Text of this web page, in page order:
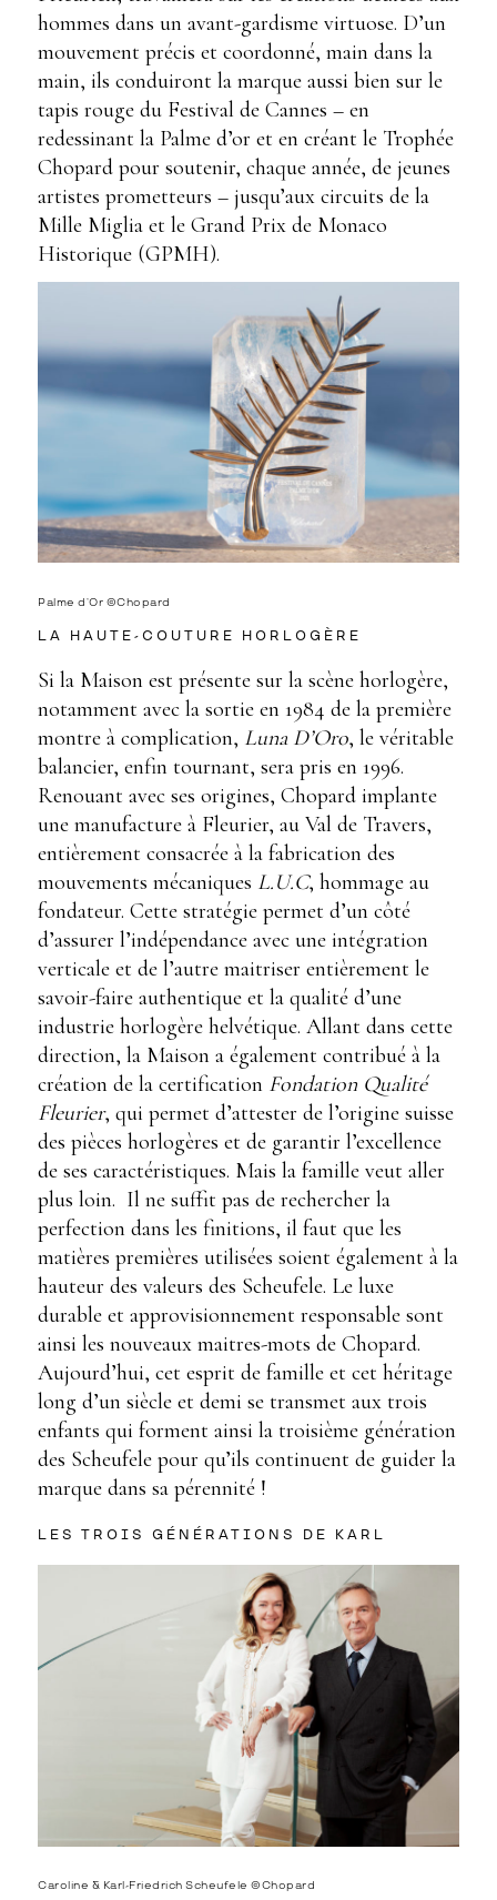
hommes dans un avant-gardisme virtuose. D’un
mouvement précis et coordonné, main dans la
main, ils conduiront la marque aussi bien sur le
tapis rouge du Festival de Cannes – en
redessinant la Palme d’or et en créant le Trophée
Chopard pour soutenir, chaque année, de jeunes
artistes prometteurs – jusqu’aux circuits de la
Mille Miglia et le Grand Prix de Monaco
Historique (GPMH).
Palme d’Or ©Chopard
LA HAUTE-COUTURE HORLOGÈRE
Si la Maison est présente sur la scène horlogère,
notamment avec la sortie en 1984 de la première
montre à complication, Luna D’Oro, le véritable
balancier, enfin tournant, sera pris en 1996.
Renouant avec ses origines, Chopard implante
une manufacture à Fleurier, au Val de Travers,
entièrement consacrée à la fabrication des
mouvements mécaniques L.U.C, hommage au
fondateur. Cette stratégie permet d’un côté
d’assurer l’indépendance avec une intégration
verticale et de l’autre maitriser entièrement le
savoir-faire authentique et la qualité d’une
industrie horlogère helvétique. Allant dans cette
direction, la Maison a également contribué à la
création de la certification Fondation Qualité
Fleurier, qui permet d’attester de l’origine suisse
des pièces horlogères et de garantir l’excellence
de ses caractéristiques. Mais la famille veut aller
plus loin. Il ne suffit pas de rechercher la
perfection dans les finitions, il faut que les
matières premières utilisées soient également à la
hauteur des valeurs des Scheufele. Le luxe
durable et approvisionnement responsable sont
ainsi les nouveaux maitres-mots de Chopard.
Aujourd’hui, cet esprit de famille et cet héritage
long d’un siècle et demi se transmet aux trois
enfants qui forment ainsi la troisième génération
des Scheufele pour qu’ils continuent de guider la
marque dans sa pérennité !
LES TROIS GÉNÉRATIONS DE KARL
Caroline & Karl-Friedrich Scheufele ©Chopard